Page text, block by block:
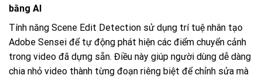
bằng AI
Tính năng Scene Edit Detection sử dụng trí tuệ nhân tạo
Adobe Sensei để tự động phát hiện các điểm chuyển cảnh
trong video đã dựng sẵn. Điều này giúp người dùng dễ dàng
chia nhỏ video thành từng đoạn riêng biệt để chỉnh sửa mà